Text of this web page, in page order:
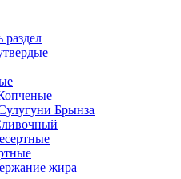
раздел
Брынза
жира